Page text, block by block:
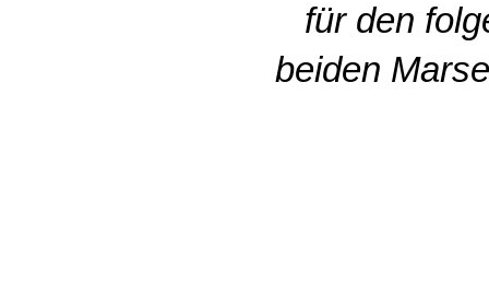
für den
beiden